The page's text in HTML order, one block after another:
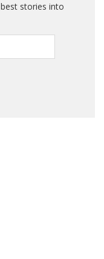
stories into